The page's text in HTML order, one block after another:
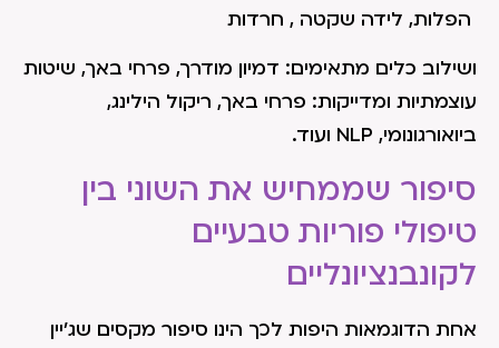
הפלות, לידה שקטה , חרדות
ושילוב כלים מתאימים: דמיון מודרך, פרחי באך, שיטות
עוצמתיות ומדייקות: פרחי באך, ריקול הילינג,
ביואורגונומי, NLP ועוד.
סיפור שממחיש את השוני בין
טיפולי פוריות טבעיים
לקונבנציונליים
אחת הדוגמאות היפות לכך הינו סיפור מקסים שג'יין